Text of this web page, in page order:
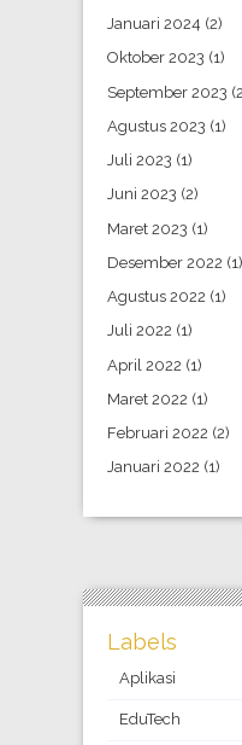
Januari 2024 (2)
Oktober 2023 (1)
September 2023
Agustus 2023 (1)
Juli 2023 (1)
Juni 2023 (2)
Maret 2023 (1)
Desember 2022 (1)
Agustus 2022 (1)
Juli 2022 (1)
April 2022 (1)
Maret 2022 (1)
Februari 2022 (2)
Januari 2022 (1)
Labels
Aplikasi
EduTech